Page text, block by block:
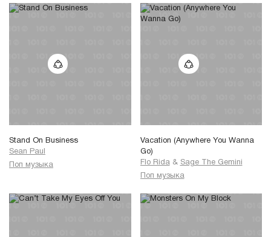
Stand On Business
Sean Paul
Поп музыка
Vacation (Anywhere You Wanna
Go)
Flo Rida & Sage The Gemini
Поп музыка